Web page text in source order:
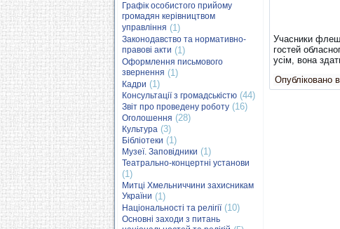
Графік особистого прийому
громадян керівництвом
управління (1)
Законодавство та нормативно-
правові акти (1)
Оформлення письмового
звернення (1)
Кадри (1)
Консультації з громадськістю (44)
Звіт про проведену роботу (16)
Оголошення (28)
Культура (3)
Бібліотеки (1)
Музеї. Заповідники (1)
Театрально-концертні установи
(1)
Митці Хмельниччини захисникам
України (1)
Національності та релігії(10)
Основні заходи з питань
Учасники
гостей
усім, вона
Опубліковано в